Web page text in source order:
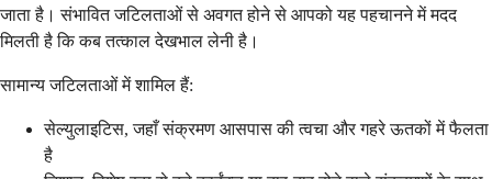
जाता है। संभावित जटिलताओं से अवगत होने से आपको यह पहचानने में मदद
मिलती है कि कब तत्काल देखभाल लेनी है।
सामान्य जटिलताओं में शामिल हैं:
सेल्युलाइटिस, जहाँ संक्रमण आसपास की त्वचा और गहरे ऊतकों में फैलता
है